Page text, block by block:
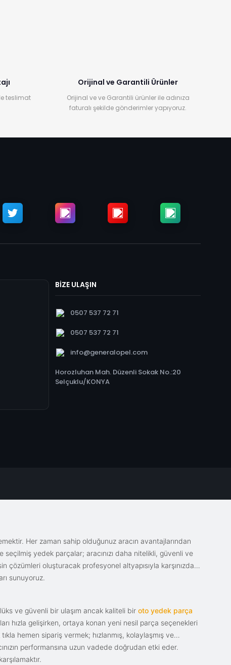
teslimat
Orijinal ve Garantili Ürünler
Orijinal ve ve Garantili ürünler ile adınıza
faturalı şekilde gönderimler yapıyoruz.
BİZE ULAŞIN
0507 537 72 71
0507 537 72 71
info@generalopel.com
Horozluhan Mah. Düzenli Sokak No.:20
Selçuklu/KONYA
Her zaman sahip olduğunuz aracın avantajlarından
yedek parçalar; aracınızı daha nitelikli, güvenli ve
çözümleri oluşturacak profesyonel altyapısıyla karşınızda.
sunuyoruz.
ve güvenli bir ulaşım ancak kaliteli bir oto yedek parça
hızla gelişirken, ortaya konan yeni nesil parça seçenekleri
hemen sipariş vermek; hızlanmış, kolaylaşmış ve
performansına uzun vadede doğrudan etki eder.